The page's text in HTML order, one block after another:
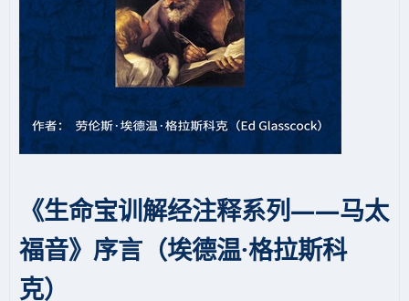
《生命宝训解经注释系列——马太
福音》序言（埃德温·格拉斯科
克）